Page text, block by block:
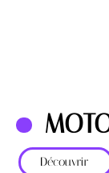
Découvrir